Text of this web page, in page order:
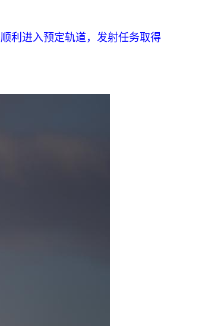
利进入预定轨道，发射任务取得